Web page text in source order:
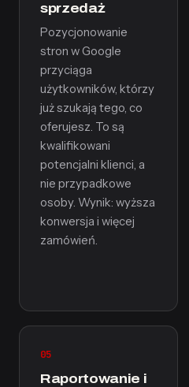
sprzedaż
Pozycjonowanie
stron w Google
przyciąga
użytkowników, którzy
już szukają tego, co
oferujesz. To są
kwalifikowani
potencjalni klienci, a
nie przypadkowe
osoby. Wynik: wyższa
konwersja i więcej
zamówień.
05
Raportowanie i